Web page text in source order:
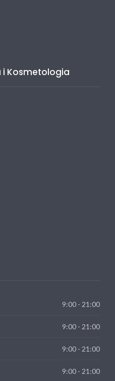
Kosmetologia
9:00 - 21:00
9:00 - 21:00
9:00 - 21:00
9:00 - 21:00